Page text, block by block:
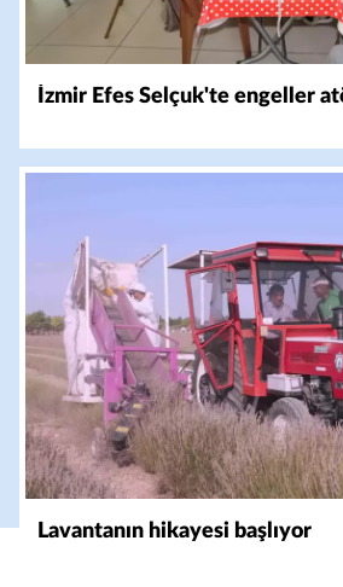
İzmir Efes Selçuk'te engeller
Lavantanın hikayesi başlıyor